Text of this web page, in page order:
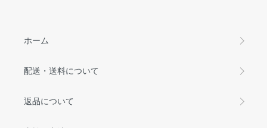
ホーム
配送・送料について
返品について